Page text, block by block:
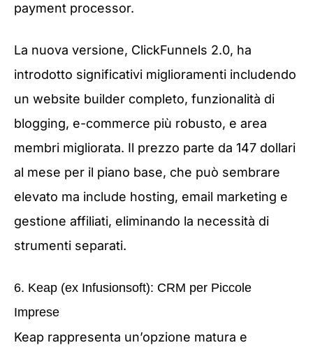
payment processor.
La nuova versione, ClickFunnels 2.0, ha
introdotto significativi miglioramenti includendo
un website builder completo, funzionalità di
blogging, e-commerce più robusto, e area
membri migliorata. Il prezzo parte da 147 dollari
al mese per il piano base, che può sembrare
elevato ma include hosting, email marketing e
gestione affiliati, eliminando la necessità di
strumenti separati.
6. Keap (ex Infusionsoft): CRM per Piccole
Imprese
Keap rappresenta un’opzione matura e